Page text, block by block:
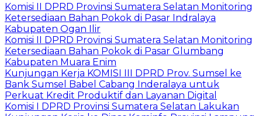
Komisi II DPRD Provinsi Sumatera Selatan Monitoring
Ketersediaan Bahan Pokok di Pasar Indralaya
Kabupaten Ogan Ilir
Komisi II DPRD Provinsi Sumatera Selatan Monitoring
Ketersediaan Bahan Pokok di Pasar Glumbang
Kabupaten Muara Enim
Kunjungan Kerja KOMISI III DPRD Prov. Sumsel ke
Bank Sumsel Babel Cabang Inderalaya untuk
Perkuat Kredit Produktif dan Layanan Digital
Komisi I DPRD Provinsi Sumatera Selatan Lakukan